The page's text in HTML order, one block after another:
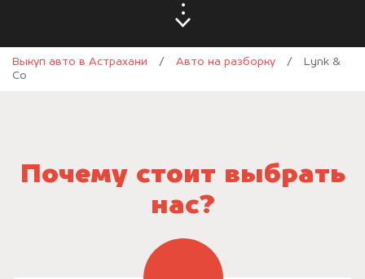
Выкуп авто в Астрахани / Авто на разборку /
Lynk &
Co
Почему стоит выбрать
нас?